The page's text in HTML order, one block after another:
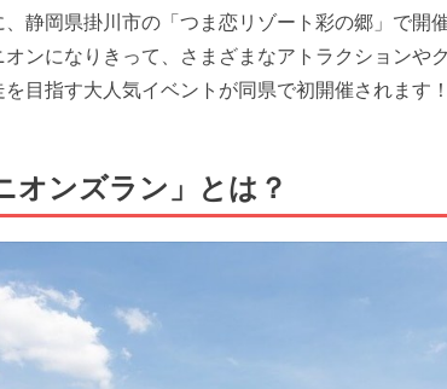
、静岡県掛川市の「つま恋リゾート彩の郷」で開
オンになりきって、さまざまなアトラクションや
を目指す大人気イベントが同県で初開催されます！
オンズラン」とは？